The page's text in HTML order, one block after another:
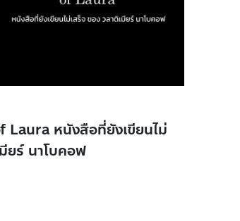
หนังสือที่ยังเขียนไม่
ยร์ นาโบคอฟ